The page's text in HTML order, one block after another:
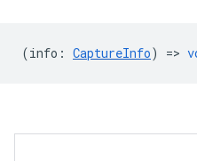
(info : CaptureInfo) =>